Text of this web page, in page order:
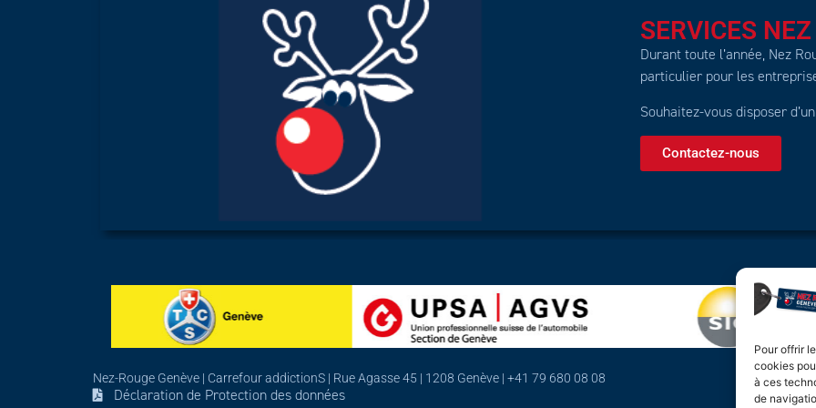
Pour offrir
cookies
à ces
de
SERVICES
Durant toute l’année, Nez
particulier pour les
Souhaitez-vous disposer
Contactez-nous
Nez-Rouge Genève | Carrefour addictionS | Rue Agasse 45 | 1208 Genève | +41 79 680 08 08
Déclaration de Protection des données
Nez